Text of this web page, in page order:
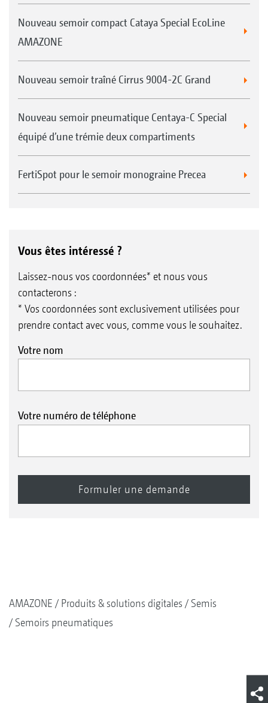
Nouveau semoir compact Cataya Special EcoLine
AMAZONE
Nouveau semoir traîné Cirrus 9004-2C Grand
Nouveau semoir pneumatique Centaya-C Special
équipé d’une trémie deux compartiments
FertiSpot pour le semoir monograine Precea
Vous êtes intéressé ?
Laissez-nous vos coordonnées* et nous vous
contacterons :
* Vos coordonnées sont exclusivement utilisées pour
prendre contact avec vous, comme vous le souhaitez.
Votre nom
Votre numéro de téléphone
AMAZONE Produits & solutions digitales
Semis
Semoirs pneumatiques